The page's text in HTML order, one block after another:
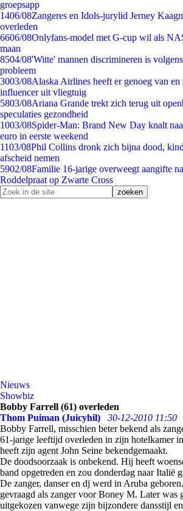
groepsapp
1406/08Zangeres en Idols-jurylid Jerney
overleden
6606/08Onlyfans-model met G-cup wil als
maan
8504/08'Witte' mannen discrimineren is
probleem
3003/08Alaska Airlines heeft er genoeg van
influencer uit vliegtuig
5803/08Ariana Grande trekt zich terug uit
speculaties gezondheid
1003/08Spider-Man: Brand New Day knalt
euro in eerste weekend
1103/08Phil Collins dronk zich bijna dood,
afscheid nemen
5902/08Familie 16-jarige overweegt aangifte
Roddelpraat op Zwarte Cross
Nieuws
Showbiz
Bobby Farrell (61) overleden
Thom Puiman (Juicyhil)
30-12-2010 11:50
Bobby Farrell, misschien beter bekend als
61-jarige leeftijd overleden in zijn hotelkamer
heeft zijn agent John Seine bekendgemaakt.
De doodsoorzaak is onbekend. Hij heeft
band opgetreden en zou donderdag naar Italië
De zanger, danser en dj werd in Aruba
gevraagd als zanger voor Boney M. Later was
uitgekozen vanwege zijn bijzondere dansstijl